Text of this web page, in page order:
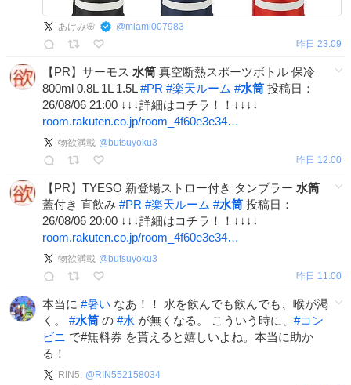
あけみ🌸 @miami007983
昨日 23:09
【PR】サーモス 水筒 真空断熱スポーツボトル 保冷
800ml 0.8L 1L 1.5L#PR #楽天ルーム #水筒 投稿日：
26/08/06 21:00 ↓↓↓詳細はコチラ！！↓↓↓↓
room.rakuten.co.jp/room_4f60e3e34…
物欲満載 @butsuyoku3
昨日 12:00
【PR】TYESO 新登場ストロー付き タンブラー 水筒
蓋付き 直飲み #PR #楽天ルーム #水筒 投稿日：
26/08/06 20:00 ↓↓↓詳細はコチラ！！↓↓↓↓
room.rakuten.co.jp/room_4f60e3e34…
物欲満載 @butsuyoku3
昨日 11:00
本当に #暑い なあ！！ 水を飲んでも飲んでも、喉が渇
く。 #水筒 の #水 が無くなる。 こういう時に、 #コン
ビニ で#無料券 を貰えると嬉しいよね。本当に助か
る！
RIN5. @ RIN552158034